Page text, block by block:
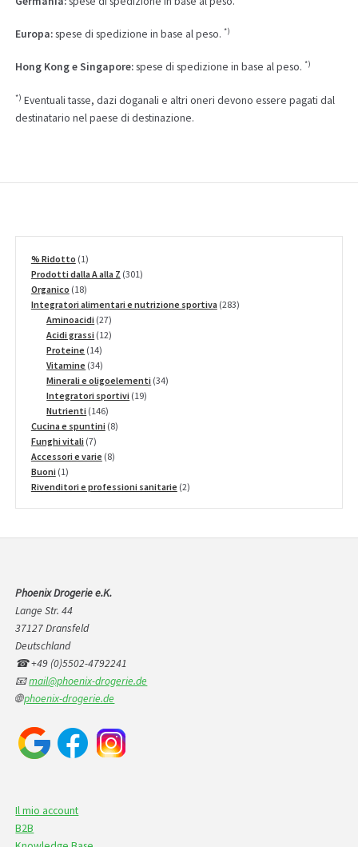
Europa:spese di spedizione in base al peso.*)
Hong Kong e Singapore:spese di spedizione in base al peso.*)
*) Eventuali tasse, dazi doganali e altri oneri devono essere pagati dal
destinatario nel paese di destinazione.
% Ridotto 11
prodotto
Prodotti dalla A alla Z 301301
Organico 1818
prodotti
Integratori alimentari e nutrizione sportiva 283283
Aminoacidi 2727
prodotti
Acidi grassi 1212
Proteine 1414
prodotti
Vitamine 3434
prodotti
Minerali e oligoelementi 3434
Integratori sportivi 1919
Nutrienti 146146
prodotti
Cucina e spuntini 88
Funghi vitali 77
prodotti
Accessori e varie 88
Buoni 11
prodotto
Rivenditori e professioni sanitarie 22
Phoenix Drogerie e.K.
Lange Str. 44
37127 Dransfeld
Deutschland
☎ +49 (0)5502-4792241
📧mail@phoenix-drogerie.de
🌐phoenix-drogerie.de
Il mio account
B2B